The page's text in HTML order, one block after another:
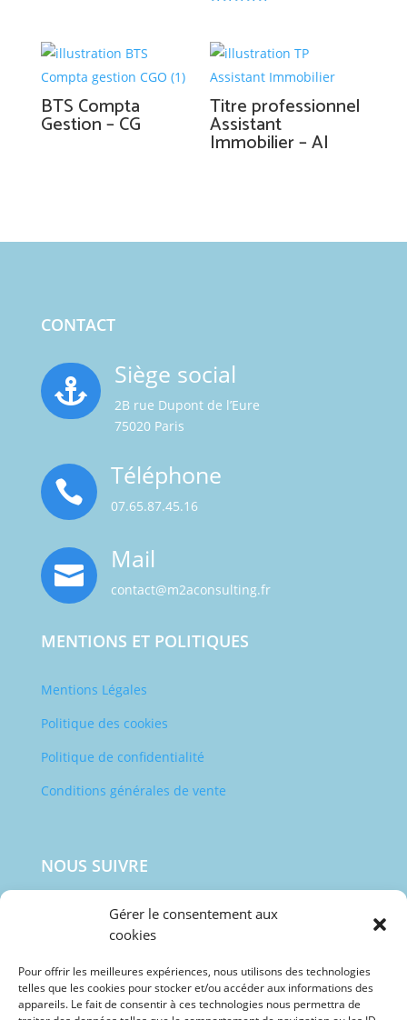
Gérer le consentement aux
cookies
Pour offrir les meilleures expériences, nous utilisons des technologies
telles que les cookies pour stocker et/ou accéder aux informations des
appareils. Le fait de consentir à ces technologies nous permettra de
BTS Compta
Gestion – CG
Titre professionnel
Assistant
Immobilier – AI
CONTACT

Siège social
2B rue Dupont de l’Eure
75020 Paris

Téléphone
07.65.87.45.16

Mail
contact@m2aconsulting.fr
MENTIONS ET POLITIQUES
Mentions Légales
Politique des cookies
Politique de confidentialité
Conditions générales de vente
NOUS SUIVRE

